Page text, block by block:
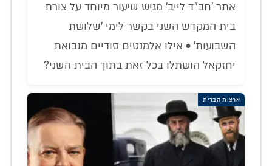
אתר 'חב"ד לייב' מגיש שיעור מיוחד על צורת
בית המקדש השני בקשר לימי 'שלושת
השבועות' • אילו אלמנטים סודיים מנבואת
יחזקאל הושתלו בכל זאת בתוך הבית השני?
ארצות הברית